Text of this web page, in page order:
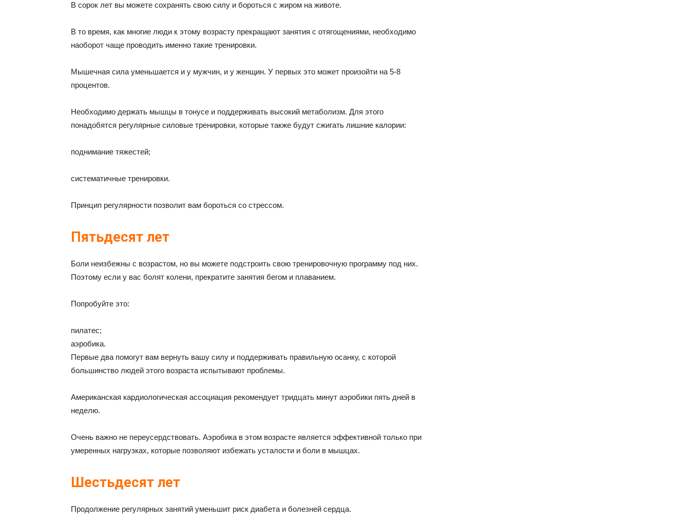
В сорок лет вы можете сохранять свою силу и бороться с жиром на животе.
В то время, как многие люди к этому возрасту прекращают занятия с отягощениями, необходимо
наоборот чаще проводить именно такие тренировки.
Мышечная сила уменьшается и у мужчин, и у женщин. У первых это может произойти на 5-8
процентов.
Необходимо держать мышцы в тонусе и поддерживать высокий метаболизм. Для этого
понадобятся регулярные силовые тренировки, которые также будут сжигать лишние калории:
поднимание тяжестей;
систематичные тренировки.
Принцип регулярности позволит вам бороться со стрессом.
Пятьдесят лет
Боли неизбежны с возрастом, но вы можете подстроить свою тренировочную программу под них.
Поэтому если у вас болят колени, прекратите занятия бегом и плаванием.
Попробуйте это:
пилатес;
аэробика.
Первые два помогут вам вернуть вашу силу и поддерживать правильную осанку, с которой
большинство людей этого возраста испытывают проблемы.
Американская кардиологическая ассоциация рекомендует тридцать минут аэробики пять дней в
неделю.
Очень важно не переусердствовать. Аэробика в этом возрасте является эффективной только при
умеренных нагрузках, которые позволяют избежать усталости и боли в мышцах.
Шестьдесят лет
Продолжение регулярных занятий уменьшит риск диабета и болезней сердца.